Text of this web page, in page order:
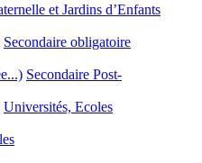
et Jardins d’Enfants
Secondaire obligatoire
Secondaire Post-
Universités, Ecoles